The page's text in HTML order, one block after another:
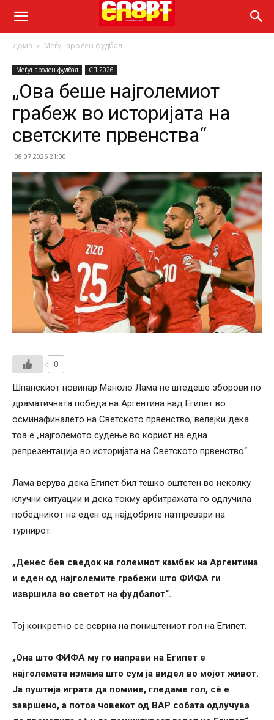
Дома Меѓународен фудбал
Меѓународен фудбал СП 2026
„Ова беше најголемиот
грабеж во историјата на
светските првенства“
08.07.2026 21:30
0
Шпанскиот новинар Маноло Лама не штедеше зборови по
драматичната победа на Аргентина над Египет во
осминафиналето на Светското првенство, велејќи дека
тоа е „најголемото судење во корист на една
репрезентација во историјата на Светското првенство“.
Лама верува дека Египет бил тешко оштетен во неколку
клучни ситуации и дека токму арбитражата го одлучила
победникот на еден од најдобрите натпревари на
турнирот.
„Денес бев сведок на големиот камбек на Аргентина
и еден од најголемите грабежи што ФИФА ги
извршила во светот на фудбалот“.
Тој конкретно се осврна на поништениот гол на Египет.
„Она што ФИФА му го направи на Египет е
најголемата измама што сум ја видел во мојот живот.
Ја пуштија играта да помине, гледаме гол, сè е
завршено, а потоа човекот од ВАР собата одлучува